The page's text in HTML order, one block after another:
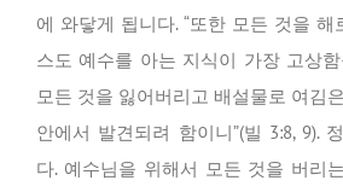
에 와닿게 됩니다. “또한 모든 것을
스도 예수를 아는 지식이 가장 고상
모든 것을 잃어버리고 배설물로 여김
안에서 발견되려 함이니”(빌 3:8, 9).
다. 예수님을 위해서 모든 것을 버리